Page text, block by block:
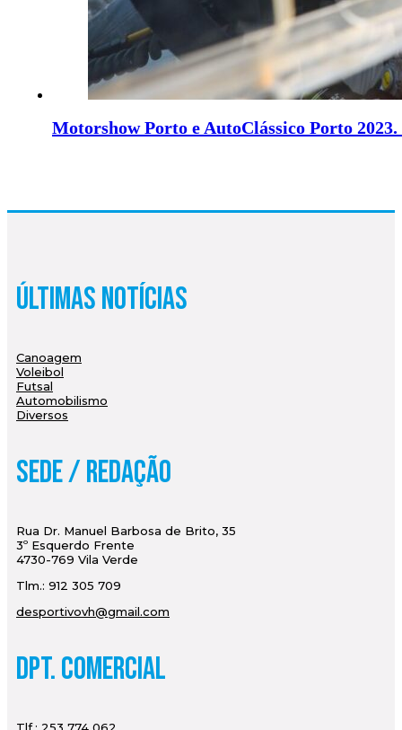
Motorshow Porto e AutoClássico Porto 2023.
Últimas Notícias
Canoagem
Voleibol
Futsal
Automobilismo
Diversos
Sede / Redação
Rua Dr. Manuel Barbosa de Brito, 35
3º Esquerdo Frente
4730-769 Vila Verde
Tlm.: 912 305 709
desportivovh@gmail.com
Dpt. Comercial